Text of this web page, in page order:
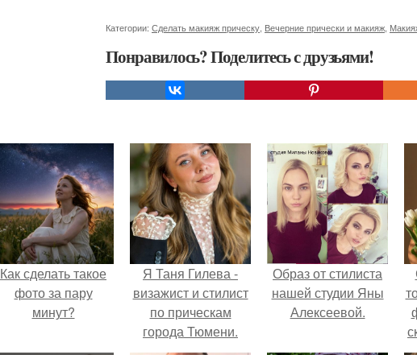
Категории: Сделать макияж прическу Вечерние прически и макияж
Понравилось? Поделитесь с друзьями!
Как сделать такое
фото за пару
минут?
Я Таня Гилева -
визажист и стилист
по прическам
города Тюмени.
Образ от стилиста
нашей студии Яны
Алексеевой.